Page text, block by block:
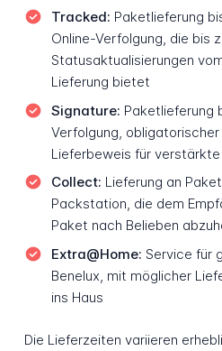
Tracked: Paketlieferung
Online-Verfolgung, die bis
Statusaktualisierungen
Lieferung bietet
Signature: Paketlieferung
Verfolgung,
Lieferbeweis für
Collect: Lieferung an
Packstation, die dem
Paket nach Belieben
Extra@Home: Service für
Benelux, mit möglicher
ins Haus
Die Lieferzeiten variieren